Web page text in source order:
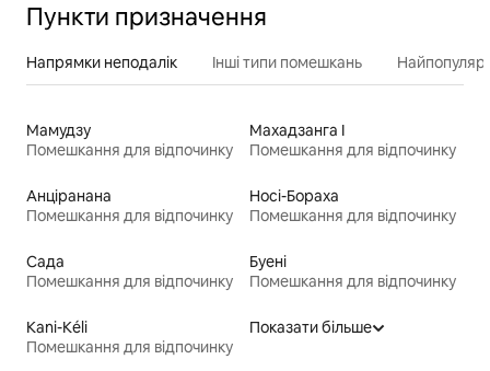
Пункти призначення
Напрямки неподалік Інші типи помешкань
Мамудзу
Помешкання для відпочинку
Махадзанга I
Помешкання для відпочинку
Анціранана
Помешкання для відпочинку
Носі-Бораха
Помешкання для відпочинку
Сада
Помешкання для відпочинку
Буені
Помешкання для відпочинку
Kani-Kéli
Помешкання для відпочинку
Показати більше